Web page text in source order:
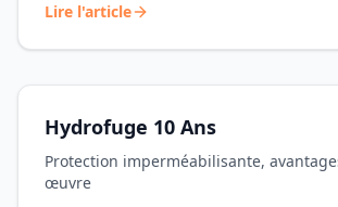
Lire l'article
Hydrofuge 10 Ans
Protection imperméabilisante,
œuvre